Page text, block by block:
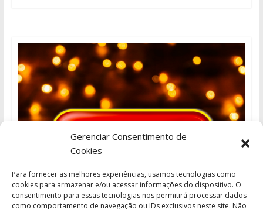
Gerenciar Consentimento de
Cookies
Para fornecer as melhores experiências, usamos tecnologias como
cookies para armazenar e/ou acessar informações do dispositivo. O
consentimento para essas tecnologias nos permitirá processar dados
como comportamento de navegação ou IDs exclusivos neste site. Não